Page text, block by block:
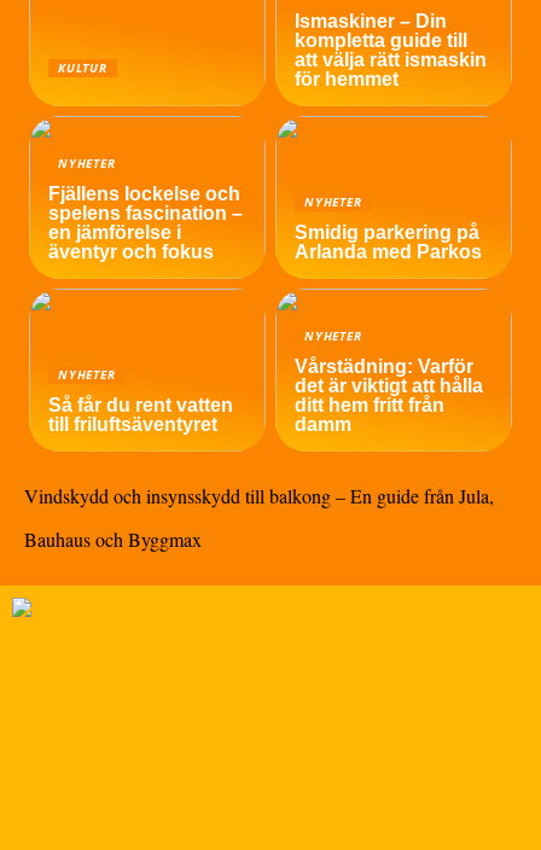
KULTUR
Ismaskiner – Din
kompletta guide till
att välja rätt ismaskin
för hemmet
NYHETER
Fjällens lockelse och
spelens fascination –
en jämförelse i
äventyr och fokus
NYHETER
Smidig parkering på
Arlanda med Parkos
NYHETER
Så får du rent vatten
till friluftsäventyret
NYHETER
Vårstädning: Varför
det är viktigt att hålla
ditt hem fritt från
damm
Vindskydd och insynsskydd till balkong – En guide från Jula,
Bauhaus och Byggmax